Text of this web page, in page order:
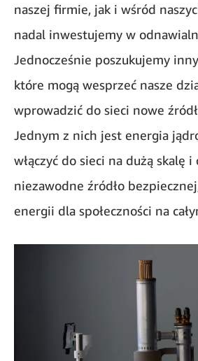
naszej firmie, jak i wśród
nadal inwestujemy w
Jednocześnie poszukujemy
które mogą wesprzeć nasze
wprowadzić do sieci nowe
Jednym z nich jest energia
włączyć do sieci na dużą skalę
niezawodne źródło
energii dla społeczności na